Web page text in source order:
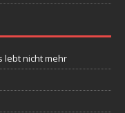
lebt nicht mehr